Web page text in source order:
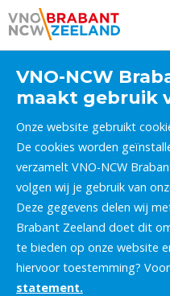
VNO-NCW
maakt gebruik
Onze website gebruikt
De cookies worden
verzamelt VNO-NCW
volgen wij je gebruik van
Deze gegevens delen wij
Brabant Zeeland doet dit
te bieden op onze website
hiervoor toestemming?
statement.